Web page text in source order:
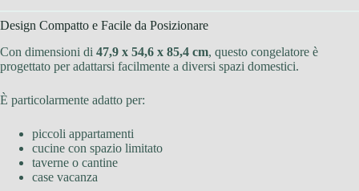
Design Compatto e Facile da Posizionare
Con dimensioni di 47,9 x 54,6 x 85,4 cm, questo congelatore è
progettato per adattarsi facilmente a diversi spazi domestici.
È particolarmente adatto per:
piccoli appartamenti
cucine con spazio limitato
taverne o cantine
case vacanza